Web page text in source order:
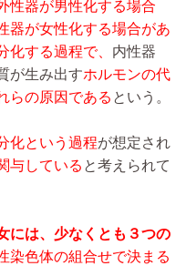
性器が男性化する場合
器が女性化する場合があ
化する過程で、 内性器
が生み出すホルモンの代
らの原因である という。
化という過程が想定され
与している と考えられて
には、少なくとも３つの
染色体の組合せで決まる